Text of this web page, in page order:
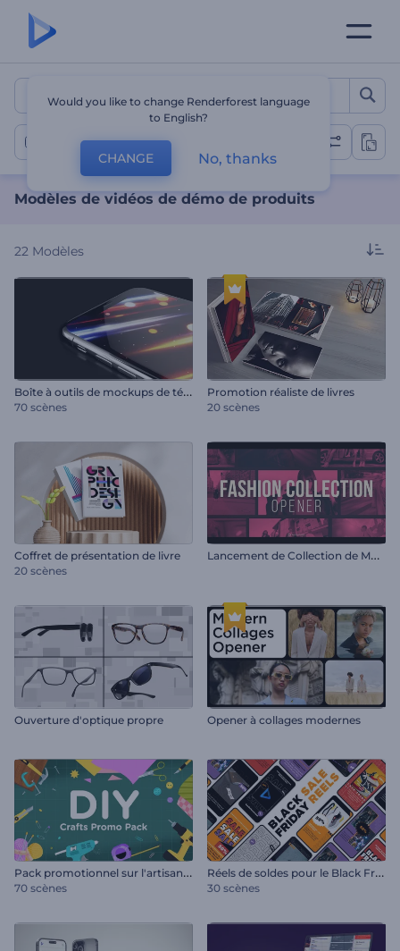
Modèles de vidéos de
Vidéos de Démo de Produits
Modèles de vidéos de démo de produits
22 Modèles
B
oîte à outils de mockups de téléphones modernes
70 scènes
Promotion réaliste de livres
20 scènes
Coffret de présentation de livre
20 scènes
L
ancement de Collection de Mode
Ouverture d'optique propre Opener à collages modernes
P
ack promotionnel sur l'artisanat
70 scènes
R
éels de soldes pour le Black Friday
30 scènes
Would you like to change Renderforest language
to English?
CHANGE No, thanks